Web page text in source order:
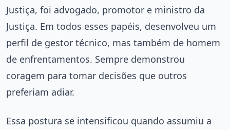
Justiça, foi advogado, promotor e ministro da
Justiça. Em todos esses papéis, desenvolveu um
perfil de gestor técnico, mas também de homem
de enfrentamentos. Sempre demonstrou
coragem para tomar decisões que outros
preferiam adiar.
Essa postura se intensificou quando assumiu a